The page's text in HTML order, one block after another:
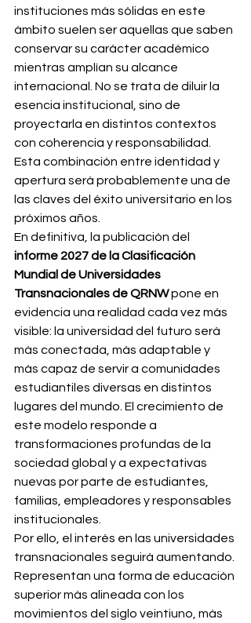
instituciones más sólidas en este
ámbito suelen ser aquellas que saben
conservar su carácter académico
mientras amplían su alcance
internacional. No se trata de diluir la
esencia institucional, sino de
proyectarla en distintos contextos
con coherencia y responsabilidad.
Esta combinación entre identidad y
apertura será probablemente una de
las claves del éxito universitario en los
próximos años.
En definitiva, la publicación del
informe 2027 de la Clasificación
Mundial de Universidades
Transnacionales de QRNW pone en
evidencia una realidad cada vez más
visible: la universidad del futuro será
más conectada, más adaptable y
más capaz de servir a comunidades
estudiantiles diversas en distintos
lugares del mundo. El crecimiento de
este modelo responde a
transformaciones profundas de la
sociedad global y a expectativas
nuevas por parte de estudiantes,
familias, empleadores y responsables
institucionales.
Por ello, el interés en las universidades
transnacionales seguirá aumentando.
Representan una forma de educación
superior más alineada con los
movimientos del siglo veintiuno, más